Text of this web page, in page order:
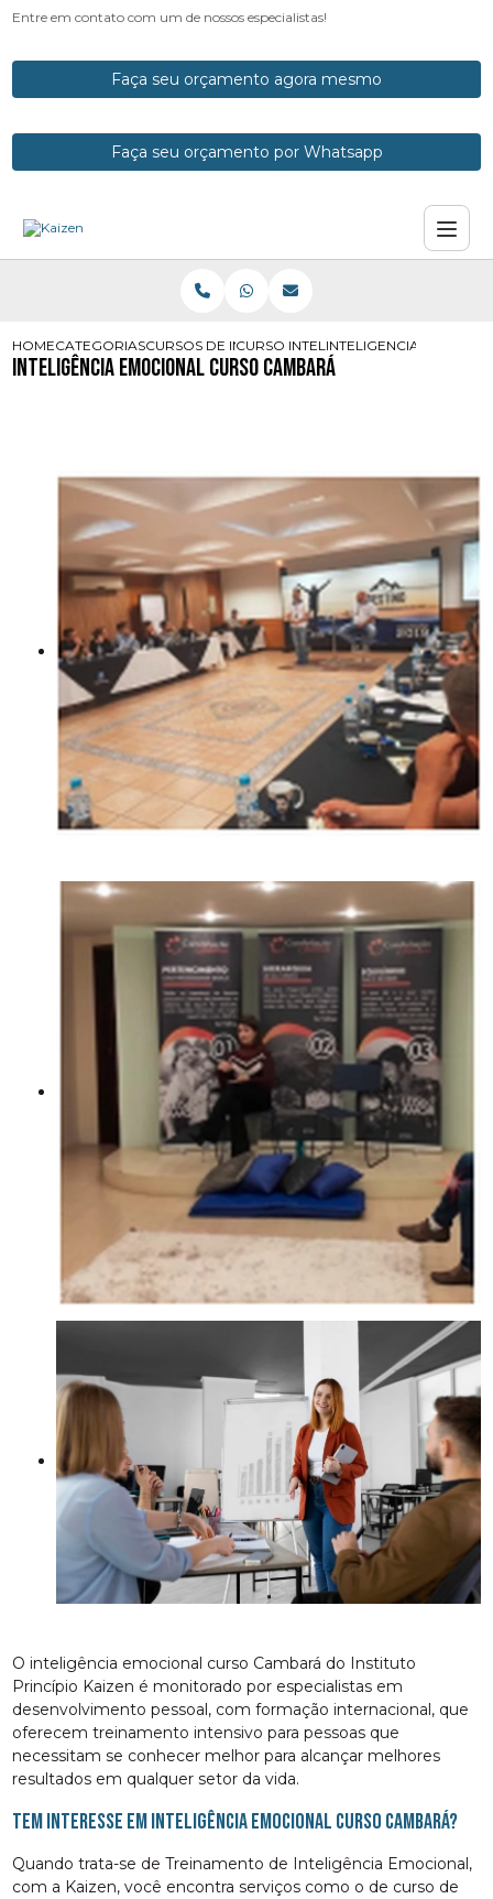
Entre em contato com um de nossos especialistas!
Faça seu orçamento agora mesmo
Faça seu orçamento por Whatsapp
HOMECATEGORIASCURSOS DE INTELIGENCIA EMOCIONAL
CURSO INTELIGENCIA EMOCIONAL
INTELIGENCIA
Inteligência Emocional Curso Cambará
O inteligência emocional curso Cambará do Instituto
Princípio Kaizen é monitorado por especialistas em
desenvolvimento pessoal, com formação internacional, que
oferecem treinamento intensivo para pessoas que
necessitam se conhecer melhor para alcançar melhores
resultados em qualquer setor da vida.
Tem interesse em inteligência emocional curso Cambará?
Quando trata-se de Treinamento de Inteligência Emocional,
com a Kaizen, você encontra serviços como o de curso de